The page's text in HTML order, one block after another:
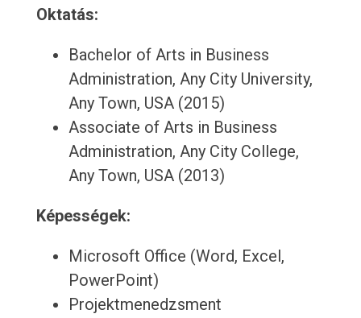
Oktatás:
Bachelor of Arts in Business
Administration, Any City University,
Any Town, USA (2015)
Associate of Arts in Business
Administration, Any City College,
Any Town, USA (2013)
Képességek:
Microsoft Office (Word, Excel,
PowerPoint)
Projektmenedzsment